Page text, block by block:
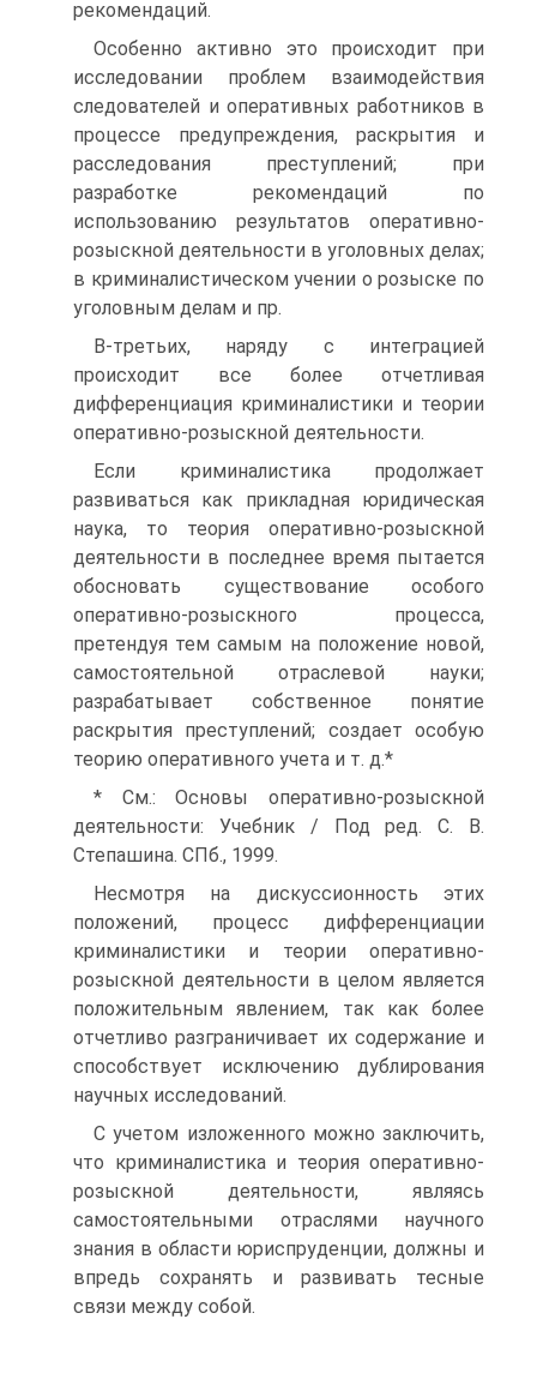
рекомендаций.
Особенно активно это происходит при
исследовании проблем взаимодействия
следователей и оперативных работников в
процессе предупреждения, раскрытия и
расследования преступлений; при
разработке рекомендаций по
использованию результатов оперативно-
розыскной деятельности в уголовных делах;
в криминалистическом учении о розыске по
уголовным делам и пр.
В-третьих, наряду с интеграцией
происходит все более отчетливая
дифференциация криминалистики и теории
оперативно-розыскной деятельности.
Если криминалистика продолжает
развиваться как прикладная юридическая
наука, то теория оперативно-розыскной
деятельности в последнее время пытается
обосновать существование особого
оперативно-розыскного процесса,
претендуя тем самым на положение новой,
самостоятельной отраслевой науки;
разрабатывает собственное понятие
раскрытия преступлений; создает особую
теорию оперативного учета и т. д.*
* См.: Основы оперативно-розыскной
деятельности: Учебник / Под ред. С. В.
Степашина. СПб., 1999.
Несмотря на дискуссионность этих
положений, процесс дифференциации
криминалистики и теории оперативно-
розыскной деятельности в целом является
положительным явлением, так как более
отчетливо разграничивает их содержание и
способствует исключению дублирования
научных исследований.
С учетом изложенного можно заключить,
что криминалистика и теория оперативно-
розыскной деятельности, являясь
самостоятельными отраслями научного
знания в области юриспруденции, должны и
впредь сохранять и развивать тесные
связи между собой.